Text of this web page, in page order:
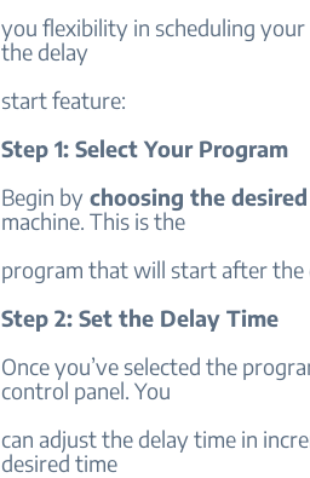
you flexibility in scheduling your
the delay
start feature:
Step 1: Select Your Program
Begin bychoosing the
machine. This is the
program that will start after the
Step 2: Set the Delay Time
Once you’ve selected the
control panel. You
can adjust the delay time in
desired time